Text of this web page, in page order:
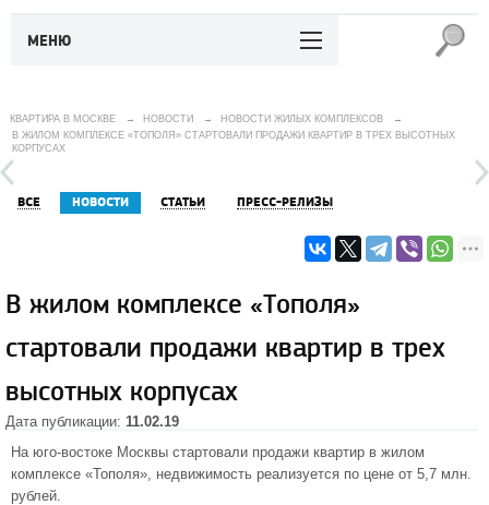
МЕНЮ
КВАРТИРА В МОСКВЕ → НОВОСТИ → НОВОСТИ ЖИЛЫХ КОМПЛЕКСОВ
→
В ЖИЛОМ КОМПЛЕКСЕ «ТОПОЛЯ» СТАРТОВАЛИ ПРОДАЖИ КВАРТИР В ТРЕХ ВЫСОТНЫХ
КОРПУСАХ
ВСЕ НОВОСТИ СТАТЬИ ПРЕСС-РЕЛИЗЫ
В жилом комплексе «Тополя»
стартовали продажи квартир в трех
высотных корпусах
Дата публикации: 11.02.19
На юго-востоке Москвы стартовали продажи квартир в жилом
комплексе «Тополя», недвижимость реализуется по цене от 5,7 млн.
рублей.